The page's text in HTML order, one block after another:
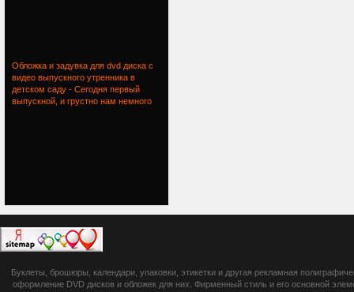
Обложка и задувка для dvd диска с
видео выпускного утренника в
детском саду - Сегодня первый
выпускной, и грустно нам немного
botsetto.ru -
photoshop,
Буклеты, брошюры, календари, упаковки, этикетки и другая рекламная
оформление DVD дисков и обложек для них. Фирменный стиль и его основной